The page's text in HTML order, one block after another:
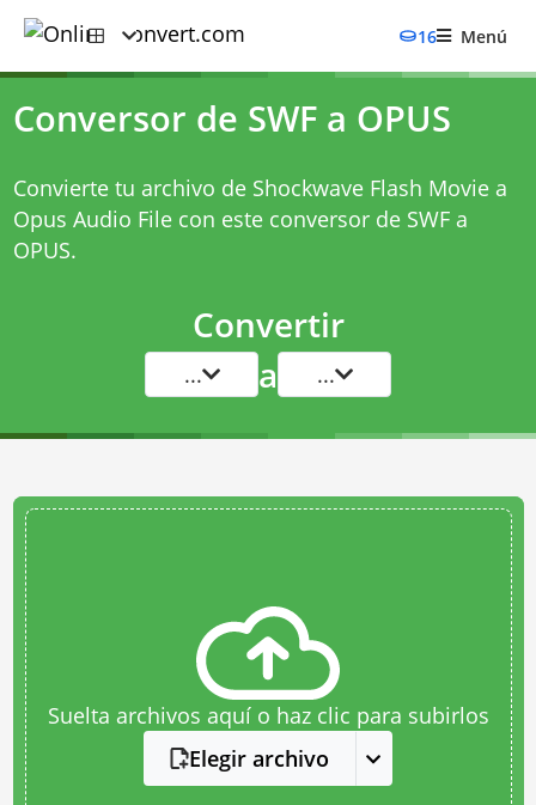
16 Menú
Conversor de SWF a OPUS
Convierte tu archivo de Shockwave Flash Movie a
Opus Audio File con este conversor de SWF a
OPUS.
Convertir
... a ...
Suelta archivos aquí o haz clic para subirlos
Elegir archivo